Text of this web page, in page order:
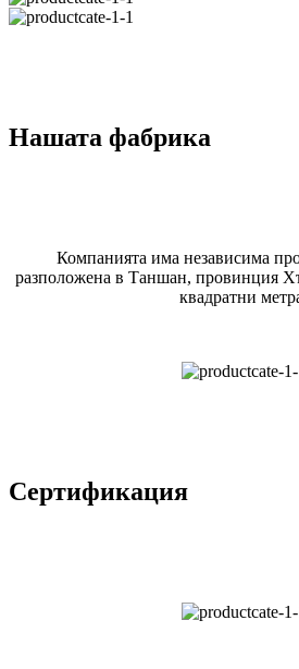
Нашата фабрика
Компанията има независима
разположена в Таншан, провинция
квадратни
Сертификация